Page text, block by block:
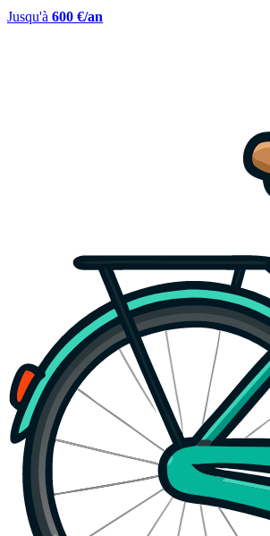
Jusqu'à 600 €/an